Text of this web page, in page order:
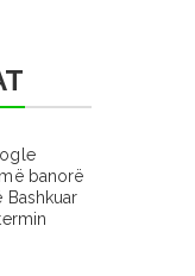
banorë
Bashkuar